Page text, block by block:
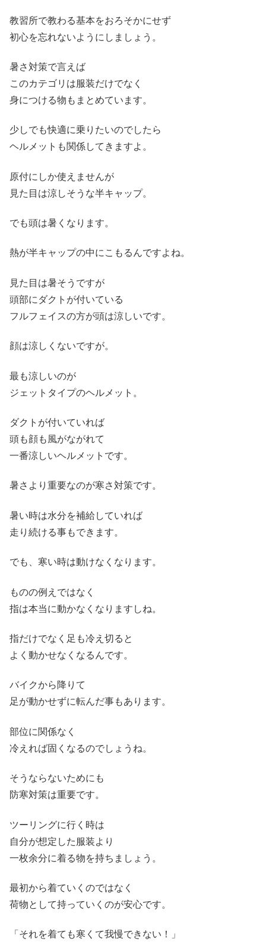
教習所で教わる基本をおろそかにせず
初心を忘れないようにしましょう。
暑さ対策で言えば
このカテゴリは服装だけでなく
身につける物もまとめています。
少しでも快適に乗りたいのでしたら
ヘルメットも関係してきますよ。
原付にしか使えませんが
見た目は涼しそうな半キャップ。
でも頭は暑くなります。
熱が半キャップの中にこもるんですよね。
見た目は暑そうですが
頭部にダクトが付いている
フルフェイスの方が頭は涼しいです。
顔は涼しくないですが。
最も涼しいのが
ジェットタイプのヘルメット。
ダクトが付いていれば
頭も顔も風がながれて
一番涼しいヘルメットです。
暑さより重要なのが寒さ対策です。
暑い時は水分を補給していれば
走り続ける事もできます。
でも、寒い時は動けなくなります。
ものの例えではなく
指は本当に動かなくなりますしね。
指だけでなく足も冷え切ると
よく動かせなくなるんです。
バイクから降りて
足が動かせずに転んだ事もあります。
部位に関係なく
冷えれば固くなるのでしょうね。
そうならないためにも
防寒対策は重要です。
ツーリングに行く時は
自分が想定した服装より
一枚余分に着る物を持ちましょう。
最初から着ていくのではなく
荷物として持っていくのが安心です。
「それを着ても寒くて我慢できない！」